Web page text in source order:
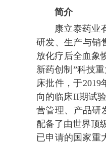
简介
康立泰药业
研发、生产与销
放化疗后全血象
新药创制”科技
床批件，于
向的临床II期试
营管理、产品研
配备了由世界顶
已申请的国家重